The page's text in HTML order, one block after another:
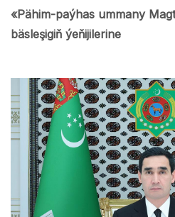
«Pähim-paýhas ummany
bäsleşigiň ýeňijilerine